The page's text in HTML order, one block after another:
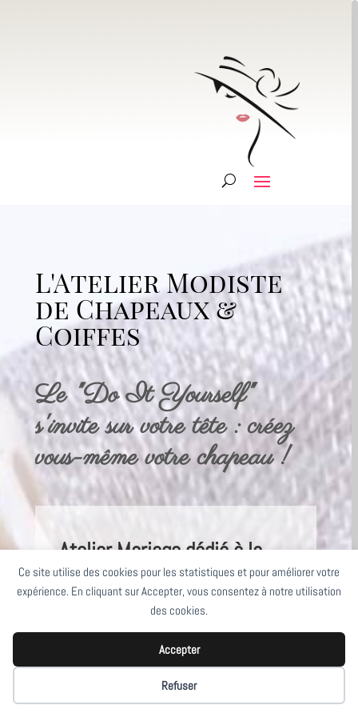
Ce site utilise des cookies pour les statistiques et pour améliorer votre
expérience. En cliquant sur Accepter, vous consentez à notre utilisation
des cookies.
Accepter
Refuser
L'Atelier Modiste
de Chapeaux &
Coiffes
Le "Do It Yourself"
s'invite sur votre tête : créez
vous-même votre chapeau !
Atelier Mariage dédié à la
future mariée, à sa mère,
(belle-mère) et témoins
Pour un cortège harmonieux et
complètement assorti